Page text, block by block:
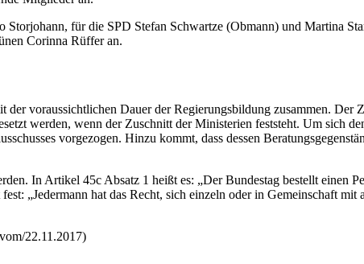
für die SPD Stefan Schwartze (Obmann) und Martina
Corinna Rüffer an.
voraussichtlichen Dauer der Regierungsbildung zusammen. Der
werden, wenn der Zuschnitt der Ministerien feststeht. Um sich
vorgezogen. Hinzu kommt, dass dessen
In Artikel 45c Absatz 1 heißt es: „Der Bundestag bestellt einen
„Jedermann hat das Recht, sich einzeln oder in Gemeinschaft
22.11.2017)